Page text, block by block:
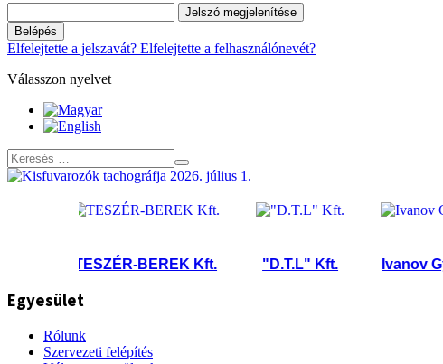
Jelszó megjelenítése
Belépés
Elfelejtette a jelszavát? Elfelejtette a felhasználónevét?
Válasszon nyelvet
TESZÉR-BEREK Kft. "D.T.L" Kft. Ivanov
Egyesület
Rólunk
Szervezeti felépítés